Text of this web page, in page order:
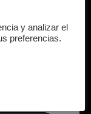
y analizar el
preferencias.